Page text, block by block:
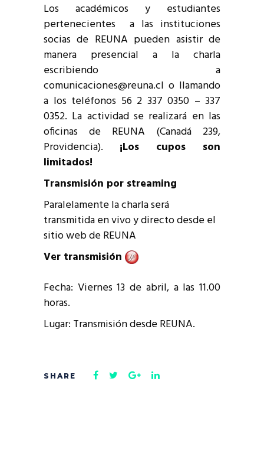
Los académicos y estudiantes
pertenecientes a las instituciones
socias de REUNA pueden asistir de
manera presencial a la charla
escribiendo a
comunicaciones@reuna.cl o llamando
a los teléfonos 56 2 337 0350 – 337
0352. La actividad se realizará en las
oficinas de REUNA (Canadá 239,
Providencia). ¡Los cupos son
limitados!
Transmisión por streaming
Paralelamente la charla será
transmitida en vivo y directo desde el
sitio web de REUNA
Ver transmisión
Fecha: Viernes 13 de abril, a las 11.00
horas.
Lugar: Transmisión desde REUNA.